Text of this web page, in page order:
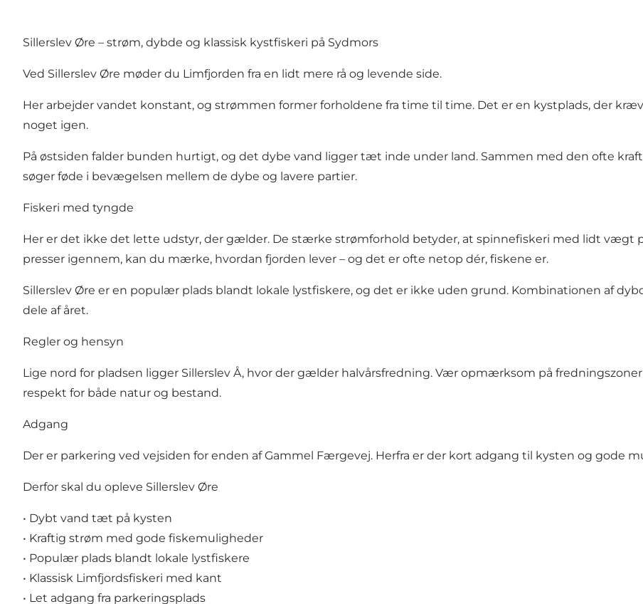
Sillerslev Øre – strøm, dybde og klassisk kystfiskeri på Sydmors
Ved Sillerslev Øre møder du Limfjorden fra en lidt mere rå og levende side.
Her arbejder vandet konstant, og strømmen former forholdene fra time til time. Det er en kystplads, der
noget igen.
På østsiden falder bunden hurtigt, og det dybe vand ligger tæt inde under land. Sammen med den ofte
søger føde i bevægelsen mellem de dybe og lavere partier.
Fiskeri med tyngde
Her er det ikke det lette udstyr, der gælder. De stærke strømforhold betyder, at spinnefiskeri med lidt vægt
presser igennem, kan du mærke, hvordan fjorden lever – og det er ofte netop dér, fiskene er.
Sillerslev Øre er en populær plads blandt lokale lystfiskere, og det er ikke uden grund. Kombinationen af
dele af året.
Regler og hensyn
Lige nord for pladsen ligger Sillerslev Å, hvor der gælder halvårsfredning. Vær opmærksom på
respekt for både natur og bestand.
Adgang
Der er parkering ved vejsiden for enden af Gammel Færgevej. Herfra er der kort adgang til kysten og gode
Derfor skal du opleve Sillerslev Øre
• Dybt vand tæt på kysten
• Kraftig strøm med gode fiskemuligheder
• Populær plads blandt lokale lystfiskere
• Klassisk Limfjordsfiskeri med kant
• Let adgang fra parkeringsplads